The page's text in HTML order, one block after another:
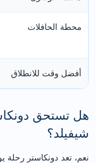
محطة الحافلات
أفضل وقت للانطلاق
هل تستحق
شيفيلد؟
نعم، تعد دونكاستر